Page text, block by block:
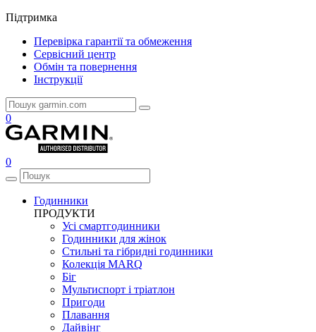
Підтримка
Перевірка гарантії та обмеження
Сервісний центр
Обмін та повернення
Інструкції
0
0
Годинники
ПРОДУКТИ
Усі смартгодинники
Годинники для жінок
Стильні та гібридні годинники
Колекція MARQ
Біг
Мультиспорт і тріатлон
Пригоди
Плавання
Дайвінг